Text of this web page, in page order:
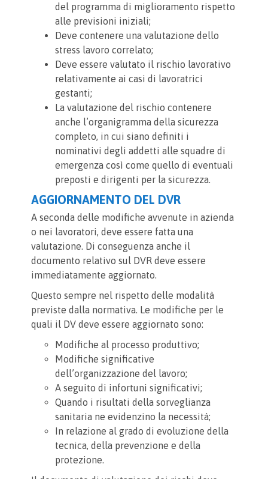
del programma di miglioramento rispetto
alle previsioni iniziali;
Deve contenere una valutazione dello
stress lavoro correlato;
Deve essere valutato il rischio lavorativo
relativamente ai casi di lavoratrici
gestanti;
La valutazione del rischio contenere
anche l’organigramma della sicurezza
completo, in cui siano definiti i
nominativi degli addetti alle squadre di
emergenza così come quello di eventuali
preposti e dirigenti per la sicurezza.
AGGIORNAMENTO DEL DVR
A seconda delle modifiche avvenute in azienda
o nei lavoratori, deve essere fatta una
valutazione. Di conseguenza anche il
documento relativo sul DVR deve essere
immediatamente aggiornato.
Questo sempre nel rispetto delle modalità
previste dalla normativa. Le modifiche per le
quali il DV deve essere aggiornato sono:
Modifiche al processo produttivo;
Modifiche significative
dell’organizzazione del lavoro;
A seguito di infortuni significativi;
Quando i risultati della sorveglianza
sanitaria ne evidenzino la necessità;
In relazione al grado di evoluzione della
tecnica, della prevenzione e della
protezione.